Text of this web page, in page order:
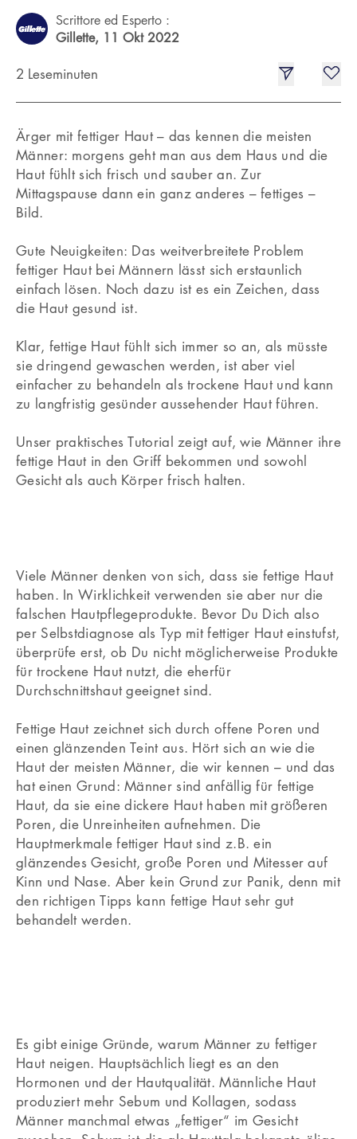
Scrittore ed Esperto :
Gillette, 11 Okt 2022
2 Leseminuten
Ärger mit fettiger Haut – das kennen die meisten
Männer: morgens geht man aus dem Haus und die
Haut fühlt sich frisch und sauber an. Zur
Mittagspause dann ein ganz anderes – fettiges –
Bild.
Gute Neuigkeiten: Das weitverbreitete Problem
fettiger Haut bei Männern lässt sich erstaunlich
einfach lösen. Noch dazu ist es ein Zeichen, dass
die Haut gesund ist.
Klar, fettige Haut fühlt sich immer so an, als müsste
sie dringend gewaschen werden, ist aber viel
einfacher zu behandeln als trockene Haut und kann
zu langfristig gesünder aussehender Haut führen.
Unser praktisches Tutorial zeigt auf, wie Männer ihre
fettige Haut in den Griff bekommen und sowohl
Gesicht als auch Körper frisch halten.
Viele Männer denken von sich, dass sie fettige Haut
haben. In Wirklichkeit verwenden sie aber nur die
falschen Hautpflegeprodukte. Bevor Du Dich also
per Selbstdiagnose als Typ mit fettiger Haut einstufst,
überprüfe erst, ob Du nicht möglicherweise Produkte
für trockene Haut nutzt, die eherfür
Durchschnittshaut geeignet sind.
Fettige Haut zeichnet sich durch offene Poren und
einen glänzenden Teint aus. Hört sich an wie die
Haut der meisten Männer, die wir kennen – und das
hat einen Grund: Männer sind anfällig für fettige
Haut, da sie eine dickere Haut haben mit größeren
Poren, die Unreinheiten aufnehmen. Die
Hauptmerkmale fettiger Haut sind z.B. ein
glänzendes Gesicht, große Poren und Mitesser auf
Kinn und Nase. Aber kein Grund zur Panik, denn mit
den richtigen Tipps kann fettige Haut sehr gut
behandelt werden.
Es gibt einige Gründe, warum Männer zu fettiger
Haut neigen. Hauptsächlich liegt es an den
Hormonen und der Hautqualität. Männliche Haut
produziert mehr Sebum und Kollagen, sodass
Männer manchmal etwas „fettiger“ im Gesicht